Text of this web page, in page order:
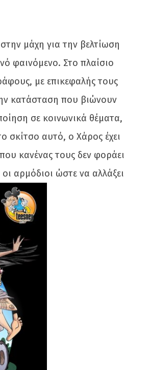
μάχη για την βελτίωση
φαινόμενο. Στο πλαίσιο
με επικεφαλής τους
κατάσταση που βιώνουν
σε κοινωνικά θέματα,
σκίτσο αυτό, ο Χάρος έχει
κανένας τους δεν φοράει
αρμόδιοι ώστε να αλλάξει